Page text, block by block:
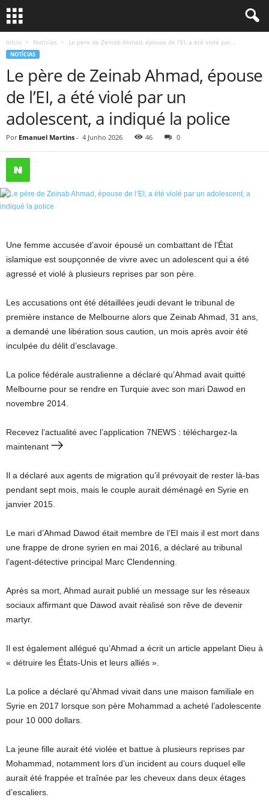
Início Notícias Le père de Zeinab Ahmad, épouse de l’EI, a été violé par...
NOTÍCIAS
Le père de Zeinab Ahmad, épouse
de l’EI, a été violé par un
adolescent, a indiqué la police
Por Emanuel Martins - 4 Junho 2026 46 0
Une femme accusée d’avoir épousé un combattant de l’État
islamique est soupçonnée de vivre avec un adolescent qui a été
agressé et violé à plusieurs reprises par son père.
Les accusations ont été détaillées jeudi devant le tribunal de
première instance de Melbourne alors que Zeinab Ahmad, 31 ans,
a demandé une libération sous caution, un mois après avoir été
inculpée du délit d’esclavage.
La police fédérale australienne a déclaré qu’Ahmad avait quitté
Melbourne pour se rendre en Turquie avec son mari Dawod en
novembre 2014.
Recevez l’actualité avec l’application 7NEWS : téléchargez-la
maintenant
Il a déclaré aux agents de migration qu’il prévoyait de rester là-bas
pendant sept mois, mais le couple aurait déménagé en Syrie en
janvier 2015.
Le mari d’Ahmad Dawod était membre de l’EI mais il est mort dans
une frappe de drone syrien en mai 2016, a déclaré au tribunal
l’agent-détective principal Marc Clendenning.
Après sa mort, Ahmad aurait publié un message sur les réseaux
sociaux affirmant que Dawod avait réalisé son rêve de devenir
martyr.
Il est également allégué qu’Ahmad a écrit un article appelant Dieu à
« détruire les États-Unis et leurs alliés ».
La police a déclaré qu’Ahmad vivait dans une maison familiale en
Syrie en 2017 lorsque son père Mohammad a acheté l’adolescente
pour 10 000 dollars.
La jeune fille aurait été violée et battue à plusieurs reprises par
Mohammad, notamment lors d’un incident au cours duquel elle
aurait été frappée et traînée par les cheveux dans deux étages
d’escaliers.